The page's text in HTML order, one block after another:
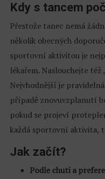
Kdy s tancem
Přestože tanec nemá
několik obecných
sportovní aktivitou je
lékařem. Naslouchejte též
Nejvhodnější je
případě znovuvzplanutí
pokud se projeví
každá sportovní aktivita,
Jak začít?
Podle chuti a